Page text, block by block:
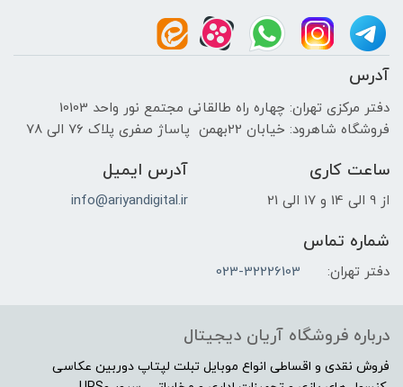
آدرس
دفتر مرکزی تهران: چهاره راه طالقانی مجتمع نور واحد 10103
فروشگاه شاهرود: خیابان 22بهمن پاساژ صفری پلاک 76 الی 78
ساعت کاری
از 9 الی 14 و 17 الی 21
آدرس ایمیل
info@ariyandigital.ir
شماره تماس
دفتر تهران: 023-32226103
درباره فروشگاه آریان دیجیتال
فروش نقدی و اقساطی انواع موبایل تبلت لپتاپ دوربین عکاسی